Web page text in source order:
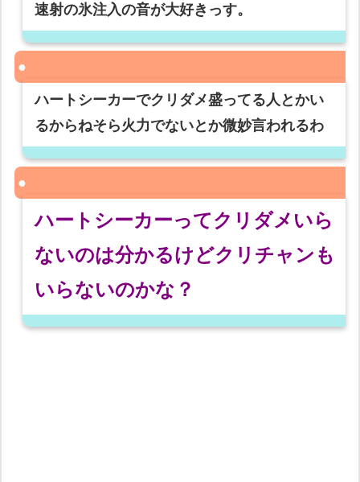
速射の氷注入の音が大好きっす。
ハートシーカーでクリダメ盛ってる人とかい
るからねそら火力でないとか微妙言われるわ
ハートシーカーってクリダメいら
ないのは分かるけどクリチャンも
いらないのかな？